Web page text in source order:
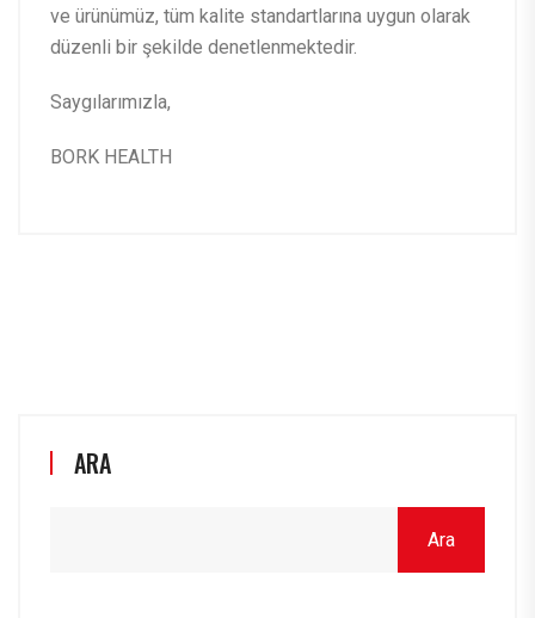
ve ürünümüz, tüm kalite standartlarına uygun olarak
düzenli bir şekilde denetlenmektedir.
Saygılarımızla,
BORK HEALTH
ARA
Ara